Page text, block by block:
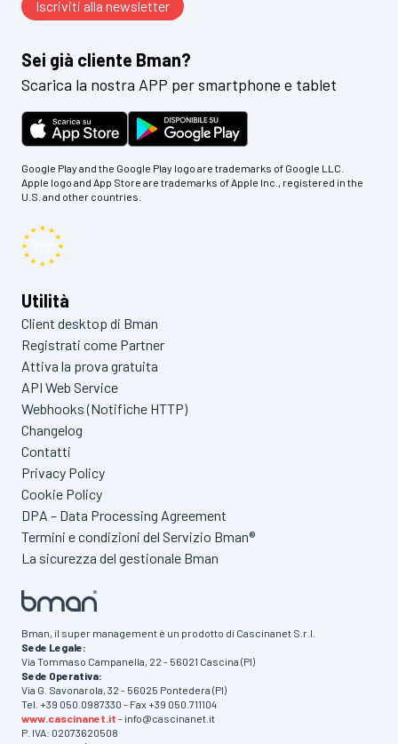
Sei già cliente Bman?
Scarica la nostra APP per smartphone e tablet
Google Play and the Google Play logo are trademarks of Google LLC.
Apple logo and App Store are trademarks of Apple Inc., registered in the
U.S. and other countries.
Utilità
Client desktop di Bman
Registrati come Partner
Attiva la prova gratuita
API Web Service
Webhooks (Notifiche HTTP)
Changelog
Contatti
Privacy Policy
Cookie Policy
DPA – Data Processing Agreement
Termini e condizioni del Servizio Bman®
La sicurezza del gestionale Bman
Bman, il super management è un prodotto di Cascinanet S.r.l.
Sede Legale:
Via Tommaso Campanella, 22 - 56021 Cascina (PI)
Sede Operativa:
Via G. Savonarola, 32 - 56025 Pontedera (PI)
Tel. +39 050.0987330 - Fax +39 050.711104
www.cascinanet.it - info@cascinanet.it
P. IVA: 02073620508